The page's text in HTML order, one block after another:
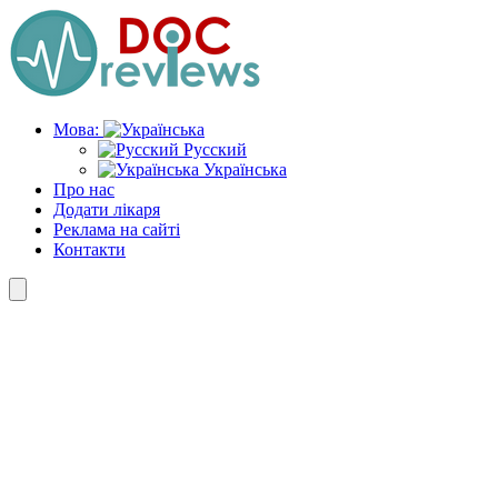
Skip
to
the
content
Мова:
Русский
Українська
Про нас
Додати лікаря
Реклама на сайті
Контакти